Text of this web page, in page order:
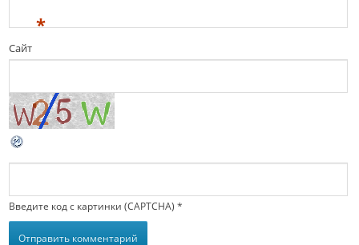
*
Сайт
Введите код с картинки (CAPTCHA) *